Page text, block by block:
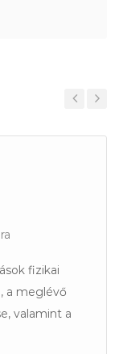
fizikai
a meglévő
valamint a